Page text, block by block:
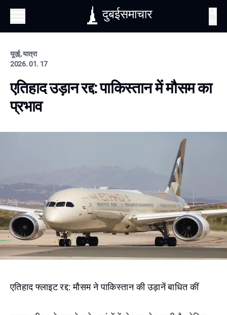
दुबईसमाचार
यूएई, यात्रा
2026. 01. 17
एतिहाद उड़ान रद्द: पाकिस्तान में मौसम का
प्रभाव
एतिहाद फ्लाइट रद्द: मौसम ने पाकिस्तान की उड़ानें बाधित कीं